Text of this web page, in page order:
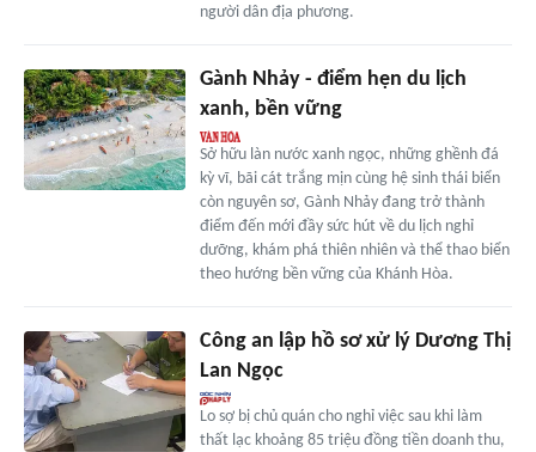
người dân địa phương.
Gành Nhảy - điểm hẹn du lịch
xanh, bền vững
Sở hữu làn nước xanh ngọc, những ghềnh đá
kỳ vĩ, bãi cát trắng mịn cùng hệ sinh thái biển
còn nguyên sơ, Gành Nhảy đang trở thành
điểm đến mới đầy sức hút về du lịch nghỉ
dưỡng, khám phá thiên nhiên và thể thao biển
theo hướng bền vững của Khánh Hòa.
Công an lập hồ sơ xử lý Dương Thị
Lan Ngọc
Lo sợ bị chủ quán cho nghỉ việc sau khi làm
thất lạc khoảng 85 triệu đồng tiền doanh thu,